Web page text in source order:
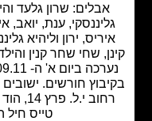
אבלים: שרון גלעד והילדים,
ענת, יואב, איתי
ירון וליהיא גליננסקי,
שחי שחר קנין והילדים, דני
נערכה
חורשים. ישובים שבעה
רחוב י.ל. פרץ 14,
טייס חיל האוויר.